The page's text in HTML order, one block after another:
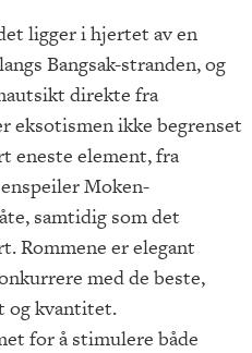
ligger i hjertet av en
Bangsak-stranden, og
direkte fra
eksotismen ikke begrenset
eneste element, fra
Moken-
samtidig som det
Rommene er elegant
med de beste,
og kvantitet.
for å stimulere både